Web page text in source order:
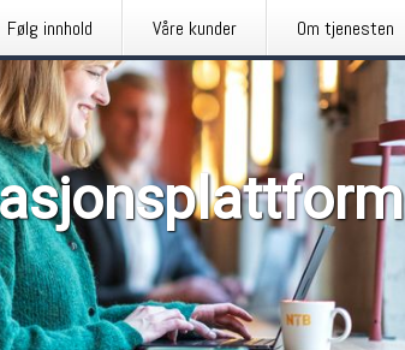
Følg innhold Våre kunder Om tjenesten